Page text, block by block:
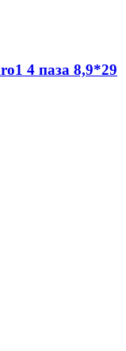
4 паза 8,9*29